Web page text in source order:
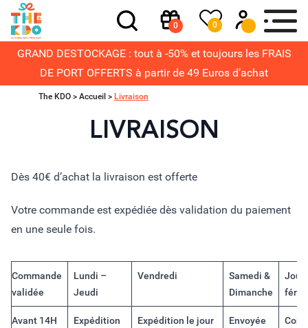
0 0
GRAND DESTOCKAGE : tout à -50% et toujours les FRAIS
DE PORT OFFERTS à partir de 49 Euros d’achat
The KDO > Accueil > Livraison
LIVRAISON
Dès 40€ d’achat la livraison est offerte
Votre commande est expédiée dès validation du paiement
en une seule fois.
Commande
validée
Lundi –
Jeudi
Vendredi
Samedi &
Dimanche
Avant 14H
Expédition
Expédition le jour
Envoyée